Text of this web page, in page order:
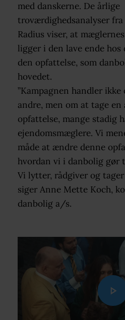
med danskerne. De årlige
troværdighedsanalyser fra
Radius viser, at
ligger i den lave ende hos
den opfattelse, som
hovedet.
”Kampagnen handler
andre, men om at tage
opfattelse, mange stadig
ejendomsmæglere. Vi
måde at ændre denne
hvordan vi i danbolig gør
Vi lytter, rådgiver og tager
siger Anne Mette Koch,
danbolig a/s.